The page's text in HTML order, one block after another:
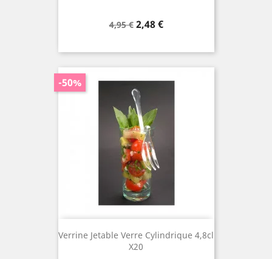
Prix
4,95 € Prix
2,48 €
Verrine Jetable Verre Cylindrique 4,8cl
X20
-50%